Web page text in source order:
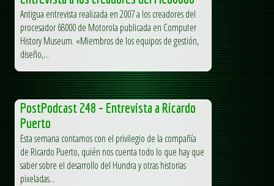
Antigua entrevista realizada en 2007 a los creadores del
procesador 68000 de Motorola publicada en Computer
History Museum. «Miembros de los equipos de gestión,
diseño,...
PostPodcast 248 – Entrevista a Ricardo
Puerto
Esta semana contamos con el privilegio de la compañía
de Ricardo Puerto, quién nos cuenta todo lo que hay que
saber sobre el desarrollo del Hundra y otras historias
pixeladas...